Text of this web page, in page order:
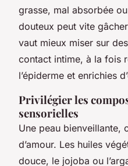
grasse, mal absorbée
douteux peut vite
vaut mieux miser sur
contact intime, à la fois
l’épiderme et enrichies
Privilégier les
sensorielles
Une peau bienveillante,
d’amour. Les huiles
douce, le jojoba ou